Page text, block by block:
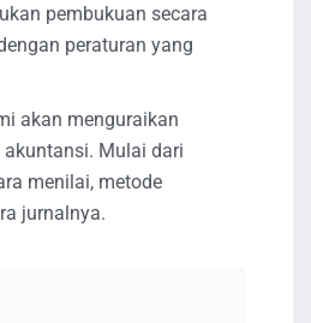
pembukuan secara
peraturan yang
akan menguraikan
Mulai dari
menilai, metode
jurnalnya.